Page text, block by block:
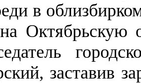
в
заставив